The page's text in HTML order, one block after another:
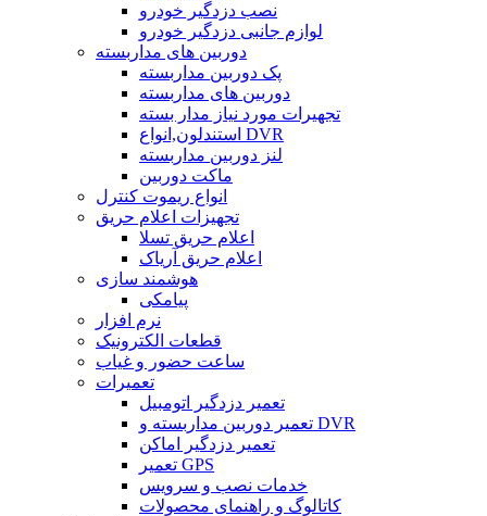
نصب دزدگیر خودرو
لوازم جانبی دزدگیر خودرو
دوربین های مداربسته
پک دوربین مداربسته
دوربین های مداربسته
تجهیرات مورد نیاز مدار بسته
استندلون,انواع DVR
لنز دوربین مداربسته
ماکت دوربین
انواع ریموت کنترل
تجهیزات اعلام حریق
اعلام حریق تسلا
اعلام حریق آریاک
هوشمند سازی
پیامکی
نرم افزار
قطعات الکترونیک
ساعت حضور و غیاب
تعمیرات
تعمیر دزدگیر اتومبیل
تعمیر دوربین مداربسته و DVR
تعمیر دزدگیر اماکن
تعمیر GPS
خدمات نصب و سرویس
کاتالوگ و راهنمای محصولات